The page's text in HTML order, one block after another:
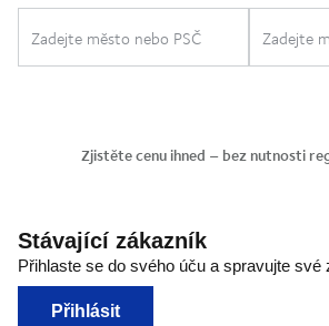
Stávající zákazník
Přihlaste se do svého úču a spravujte své
Přihlásit